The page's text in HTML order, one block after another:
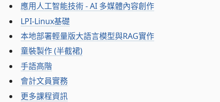
應用人工智能技術 - AI 多媒體內容創作
LPI-Linux基礎
本地部署輕量版大語言模型與RAG實作
童裝製作 (半截裙)
手語高階
會計文員實務
更多課程資訊